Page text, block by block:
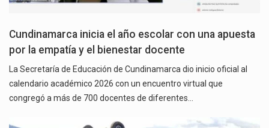
Cundinamarca inicia el año escolar con una apuesta
por la empatía y el bienestar docente
La Secretaría de Educación de Cundinamarca dio inicio oficial al
calendario académico 2026 con un encuentro virtual que
congregó a más de 700 docentes de diferentes…